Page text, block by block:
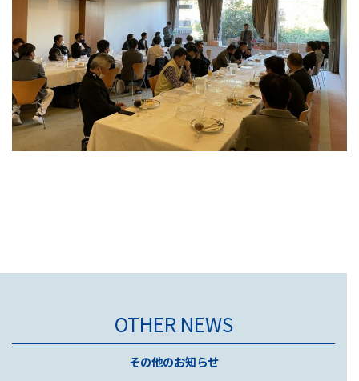
OTHER NEWS
その他のお知らせ